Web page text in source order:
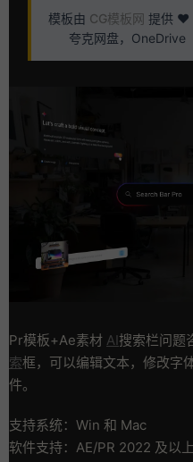
模板由 CG模板网 提供 ❤️
夸克网盘，OneDrive
Pr模板+Ae素材 AI搜索栏问题
索框，可以编辑文本，修改字
件。
支持系统：Win 和 Mac
软件支持：AE/PR 2022 及以